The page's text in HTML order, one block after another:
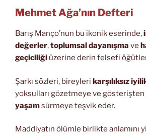
Mehmet Ağa’nın Defteri
Barış Manço’nun bu ikonik eserinde,
değerler,toplumsal dayanışma ve
geçiciliği üzerine derin felsefi
Şarkı sözleri, bireyleri karşılıksız
yoksulları gözetmeye ve gösterişten
yaşamsürmeye teşvik eder.
Maddiyatın ölümle birlikte anlamını